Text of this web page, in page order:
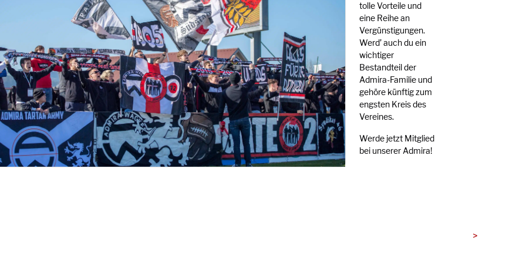
tolle Vorteile und
eine Reihe an
Vergünstigungen.
Werd’ auch du ein
wichtiger
Bestandteil der
Admira-Familie und
gehöre künftig zum
engsten Kreis des
Vereines.
Werde jetzt Mitglied
bei unserer Admira!
>